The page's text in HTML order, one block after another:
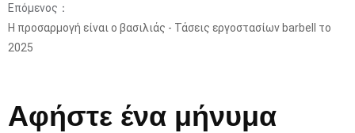
Επόμενος：
Η προσαρμογή είναι ο βασιλιάς - Τάσεις εργοστασίων barbell το
2025
Αφήστε ένα μήνυμα